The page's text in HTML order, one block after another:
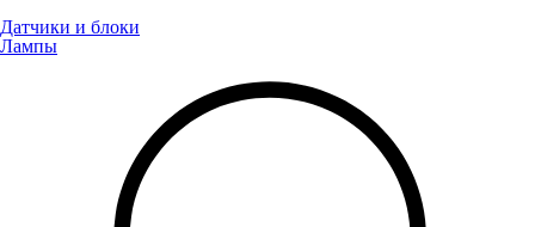
Датчики и блоки
Лампы